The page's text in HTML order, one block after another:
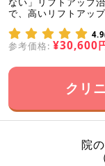
で、高いリフトアッ
参考価格: ¥30,600
クリ
院